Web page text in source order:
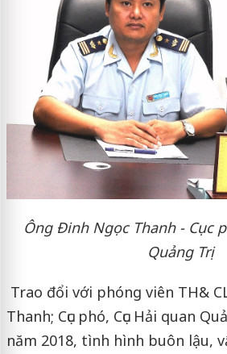
Ông Đinh Ngọc Thanh - Cục
Quảng Trị
Trao đổi với phóng viên TH&
Thanh; Cục phó, Cục Hải quan
năm 2018, tình hình buôn lậu,